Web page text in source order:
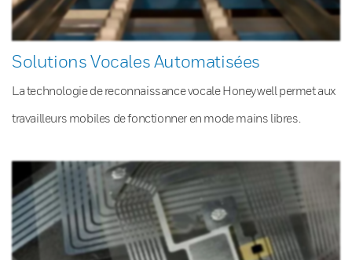
Solutions Vocales Automatisées
La technologie de reconnaissance vocale Honeywell permet aux
travailleurs mobiles de fonctionner en mode mains libres.